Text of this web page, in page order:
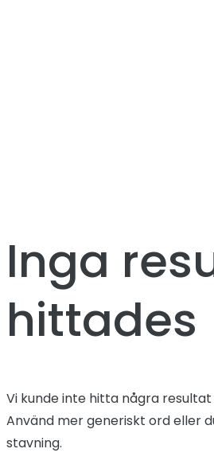
Inga
hittades
Vi kunde inte hitta några resultat
Använd mer generiskt ord eller
stavning.